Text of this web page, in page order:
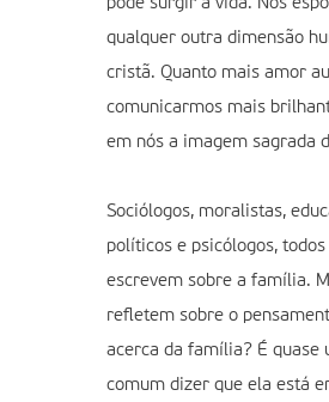
qualquer outra dimensão
cristã. Quanto mais amor
comunicarmos mais
em nós a imagem sagrada
Sociólogos, moralistas,
políticos e psicólogos,
escrevem sobre a família.
refletem sobre o
acerca da família? É quase
comum dizer que ela está